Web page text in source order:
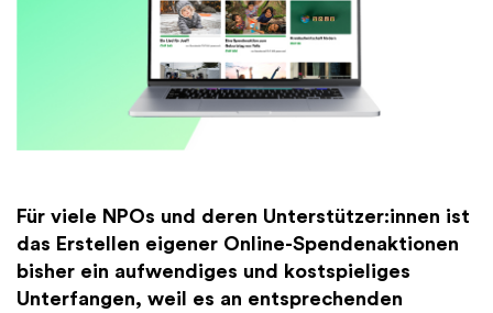
Für viele NPOs und deren Unterstützer:innen ist
das Erstellen eigener Online-Spendenaktionen
bisher ein aufwendiges und kostspieliges
Unterfangen, weil es an entsprechenden